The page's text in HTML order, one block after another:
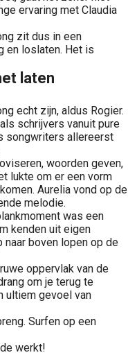
ervaring met Claudia
zit dus in een
en loslaten. Het is
laten
echt zijn, aldus Rogier.
schrijvers vanuit pure
songwriters allereerst
woorden geven,
lukte om er een vorm
Aurelia vond op de
melodie.
was een
kenden uit eigen
boven lopen op de
oppervlak van de
om je terug te
ultiem gevoel van
Surfen op een
werkt!